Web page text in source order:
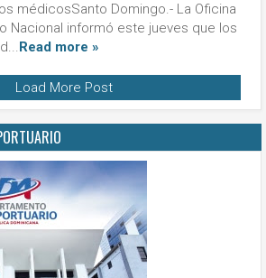
médicosSanto Domingo.- La Oficina
Nacional informó este jueves que los
Read more »
Load More Post